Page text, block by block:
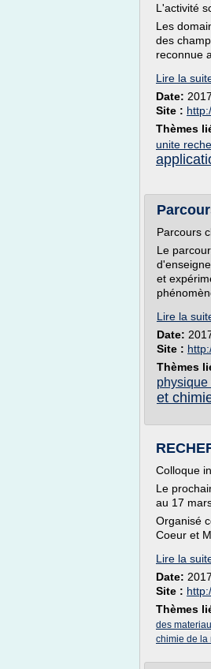
L'activité
Les
des
reconnue
Lire la
Date:
Site :
Thèmes
unite
Parcours
Le
et
Lire la
Date:
Site :
Thèmes
physique
et
Colloque
Le
au 17
Organisé
Coeur et
Lire la
Date:
Site :
Thèmes
des
chimie de la